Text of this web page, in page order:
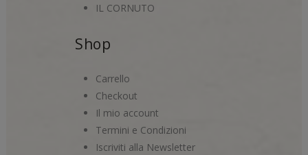
IL CORNUTO
Shop
Carrello
Checkout
Il mio account
Termini e Condizioni
Iscriviti alla Newsletter